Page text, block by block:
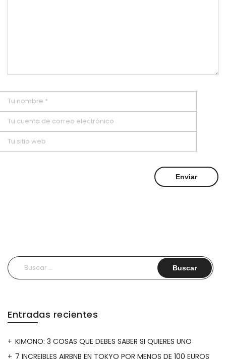
Buscar:
Entradas recientes
KIMONO: 3 COSAS QUE DEBES SABER SI QUIERES UNO
7 INCREIBLES AIRBNB EN TOKYO POR MENOS DE 100 EUROS